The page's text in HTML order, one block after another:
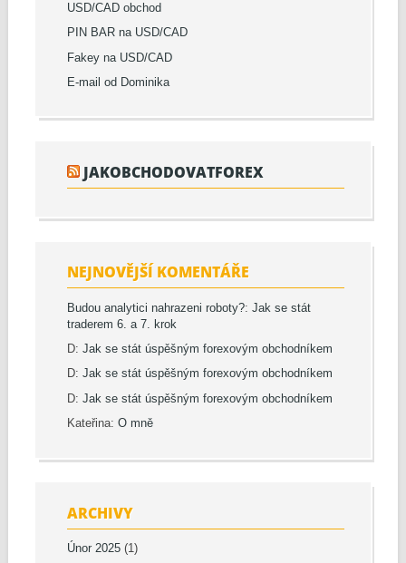
USD/CAD obchod
PIN BAR na USD/CAD
Fakey na USD/CAD
E-mail od Dominika
JAKOBCHODOVATFOREX
NEJNOVĚJŠÍ KOMENTÁŘE
Budou analytici nahrazeni roboty?:Jak se stát
traderem 6. a 7. krok
D:Jak se stát úspěšným forexovým obchodníkem
D:Jak se stát úspěšným forexovým obchodníkem
D:Jak se stát úspěšným forexovým obchodníkem
Kateřina:O mně
ARCHIVY
Únor 2025 (1)